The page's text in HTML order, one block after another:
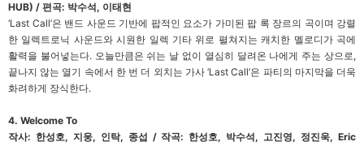
HUB) / 편곡: 박수석, 이태현
‘Last Call’은 밴드 사운드 기반에 팝적인 요소가 가미된 팝 록 장르의 곡이며 강렬
한 일렉트로닉 사운드와 시원한 일렉 기타 위로 펼쳐지는 캐치한 멜로디가 곡에
활력을 불어넣는다. 오늘만큼은 쉬는 날 없이 열심히 달려온 나에게 주는 상으로,
끝나지 않는 열기 속에서 한 번 더 외치는 가사 ‘Last Call’은 파티의 마지막을 더욱
화려하게 장식한다.
4. Welcome To
작사: 한성호, 지웅, 인탁, 종섭 / 작곡: 한성호, 박수석, 고진영, 정진욱, Eric